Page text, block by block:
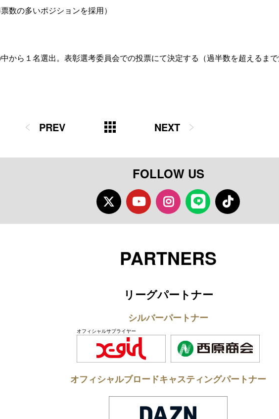
数の多いポジションを採用）
から１名選出。表彰選考委員会での投票にて決定する（過半数を超えるま
PREV NEXT
FOLLOW US
TwitterYoutubeInstagram
LINE TikTok
PARTNERS
リーグパートナー
シルバーパートナー
オフィシャルサプライヤー
オフィシャルブロードキャスティングパートナー